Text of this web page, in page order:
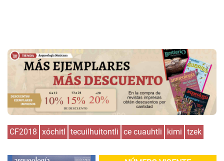
CF2018 xóchitl tecuilhuitontli ce cuauhtli kimi tzek